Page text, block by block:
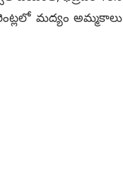
మద్యం అమ్మకాలు